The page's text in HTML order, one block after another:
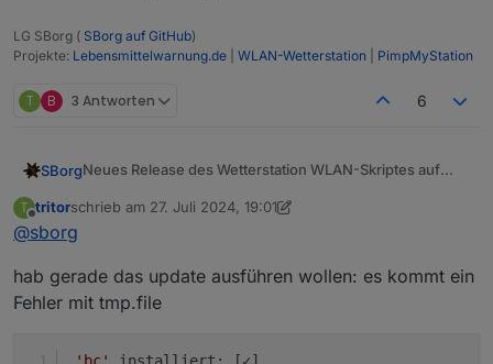
LG SBorg ( SBorg auf GitHub)
Projekte: Lebensmittelwarnung.de WLAN-Wetterstation PimpMyStation
T B 3 Antworten 6
SBorgNeues Release des Wetterstation WLAN-Skriptes auf
~ Fix "Kommunikationsfehler" bei Gateways
nach Update nicht ausgeführt
Wie immer zu finden im
Update-Routine von Vorgängerversion:
T
Offline
tritorschrieb am 27. Juli 2024, 19:01
zuletzt editiert von tritor
@sborg
hab gerade das update ausführen wollen: es kommt ein
Fehler mit tmp.file